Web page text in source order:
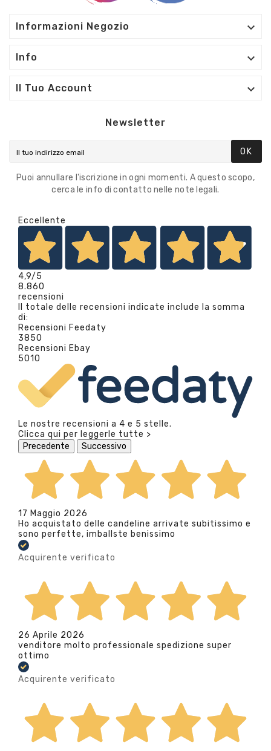
Informazioni Negozio 
Info 
Il Tuo Account 
Newsletter
OK
Puoi annullare l'iscrizione in ogni momenti. A questo scopo,
cerca le info di contatto nelle note legali.
Eccellente
4,9/5
8.860
recensioni
Il totale delle recensioni indicate include la somma
di:
Recensioni Feedaty
3850
Recensioni Ebay
5010
Le nostre recensioni a 4 e 5 stelle.
Clicca qui per leggerle tutte >
Precedente
Successivo
17 Maggio 2026
Ho acquistato delle candeline arrivate subitissimo e
sono perfette, imballste benissimo
Acquirente verificato
26 Aprile 2026
venditore molto professionale spedizione super
ottimo
Acquirente verificato